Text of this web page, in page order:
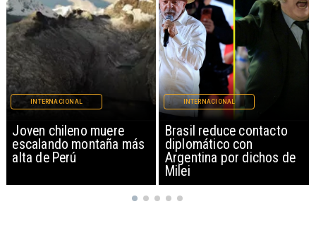
Brasil reduce contacto
diplomático con
Argentina por dichos de
INTERNACIONAL
China restringe
exportación de drones a
EEUU y sanciona
empresas
INTERNACIONAL